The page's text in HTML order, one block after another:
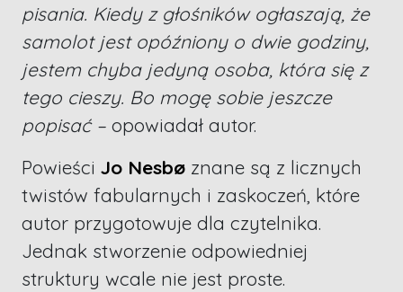
pisania. Kiedy z głośników ogłaszają, że
samolot jest opóźniony o dwie godziny,
jestem chyba jedyną osoba, która się z
tego cieszy. Bo mogę sobie jeszcze
popisać – opowiadał autor.
Powieści Jo Nesbø znane są z licznych
twistów fabularnych i zaskoczeń, które
autor przygotowuje dla czytelnika.
Jednak stworzenie odpowiedniej
struktury wcale nie jest proste.